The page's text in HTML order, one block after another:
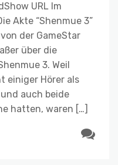
URL Im
Akte “Shenmue 3”
der GameStar
über die
3. Weil
einiger Hörer als
auch beide
hatten, waren […]